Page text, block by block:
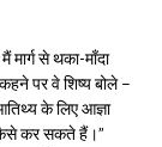
मार्ग से थका-माँदा
पर वे शिष्य बोले –
के लिए आज्ञा
कैसे कर सकते हैं।”